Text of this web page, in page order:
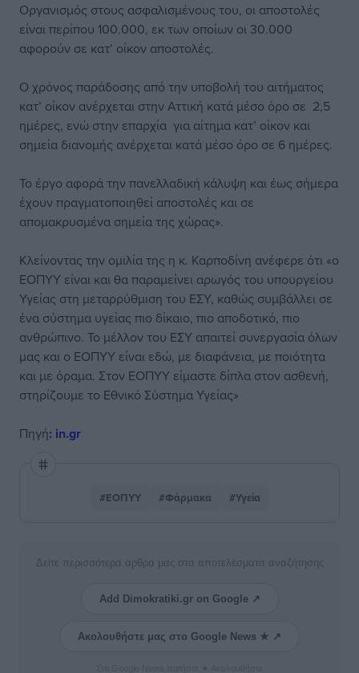
Οργανισμός στους ασφαλισμένους του, οι αποστολές
είναι περίπου 100.000, εκ των οποίων οι 30.000
αφορούν σε κατ’ οίκον αποστολές.
Ο χρόνος παράδοσης από την υποβολή του αιτήματος
κατ’ οίκον ανέρχεται στην Αττική κατά μέσο όρο σε 2,5
ημέρες, ενώ στην επαρχία για αίτημα κατ’ οίκον και
σημεία διανομής ανέρχεται κατά μέσο όρο σε 6 ημέρες.
Το έργο αφορά την πανελλαδική κάλυψη και έως σήμερα
έχουν πραγματοποιηθεί αποστολές και σε
απομακρυσμένα σημεία της χώρας».
Κλείνοντας την ομιλία της η κ. Καρποδίνη ανέφερε ότι «ο
ΕΟΠΥΥ είναι και θα παραμείνει αρωγός του υπουργείου
Υγείας στη μεταρρύθμιση του ΕΣΥ, καθώς συμβάλλει σε
ένα σύστημα υγείας πιο δίκαιο, πιο αποδοτικό, πιο
ανθρώπινο. Το μέλλον του ΕΣΥ απαιτεί συνεργασία όλων
μας και ο ΕΟΠΥΥ είναι εδώ, με διαφάνεια, με ποιότητα
και με όραμα. Στον ΕΟΠΥΥ είμαστε δίπλα στον ασθενή,
στηρίζουμε το Εθνικό Σύστημα Υγείας»
Πηγή: in.gr
#ΕΟΠΥΥ #Φάρμακα #Υγεία
Δείτε περισσότερα άρθρα μας στα αποτελέσματα αναζήτησης
Add Dimokratiki.gr on Google ↗
Ακολουθήστε μας στο Google News ★ ↗